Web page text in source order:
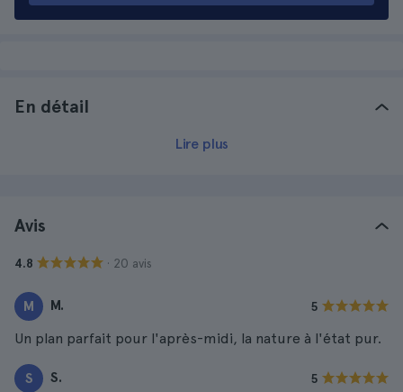
En détail
Lire plus
Avis
4.8 · 20 avis
M M. 5
Un plan parfait pour l'après-midi, la nature à l'état pur.
S S. 5